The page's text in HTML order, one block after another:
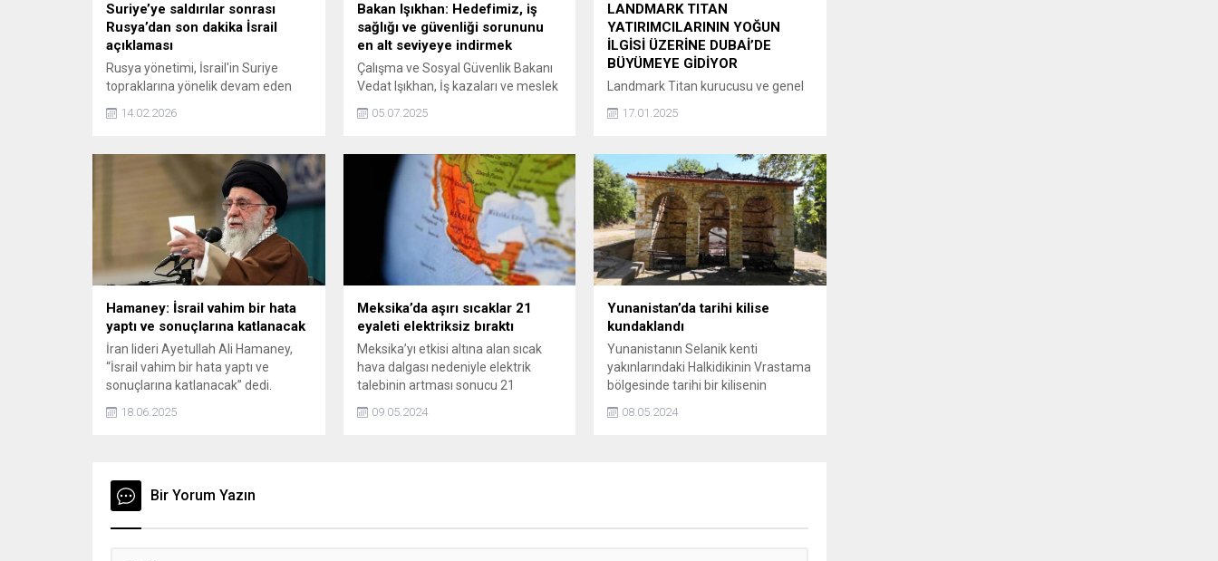
Suriye’ye saldırılar sonrası
Rusya’dan son dakika İsrail
açıklaması
Rusya yönetimi, İsrail'in Suriye
topraklarına yönelik devam eden
askeri operasyonlarına tepki
göstererek, bu eylemleri keyfi
14.02.2026
Bakan Işıkhan: Hedefimiz, iş
sağlığı ve güvenliği sorununu
en alt seviyeye indirmek
Çalışma ve Sosyal Güvenlik Bakanı
Vedat Işıkhan, İş kazaları ve meslek
hastalıkları, bugün hala dünyada,
milyonlarca çalışanın hayatını veya
etkilemektedir. Bu yönüyle iş sağlığı
ve güvenliği, sadece ülkemizde
değil dünyada da büyük bir sorun,
çalışma ve müdahale alanıdır.
Hedefimiz, bu küresel sorunu
ülkemizde en alt seviyeye
indirmektir...
05.07.2025
LANDMARK TITAN
YATIRIMCILARININ YOĞUN
İLGİSİ ÜZERİNE DUBAİ’DE
BÜYÜMEYE GİDİYOR
Landmark Titan kurucusu ve genel
müdürü Çağatay Köroğlu,
Türkiye'de kazandığı deneyimi
dikkat çekiyor. Şirketin
sürdürülebilirlik stratejisinde
Türkiye'nin ana faaliyet bölgesi
olarak konumlandırıldığını belirten
Köroğlu, yurtdışındaki büyüme
hedefleri doğrultusunda ilk olarak
Körfez ülkelerinin gözdesi Dubai'ye
odaklanıyor.
17.01.2025
Hamaney: İsrail vahim bir hata
yaptı ve sonuçlarına katlanacak
İran lideri Ayetullah Ali Hamaney,
“İsrail vahim bir hata yaptı ve
sonuçlarına katlanacak” dedi.
18.06.2025
Meksika’da aşırı sıcaklar 21
eyaleti elektriksiz bıraktı
Meksika’yı etkisi altına alan sıcak
hava dalgası nedeniyle elektrik
talebinin artması sonucu 21
09.05.2024
Yunanistan’da tarihi kilise
kundaklandı
Yunanistanın Selanik kenti
yakınlarındaki Halkidikinin Vrastama
bölgesinde tarihi bir kilisenin
geldiği bildirildi.
08.05.2024
Bir Yorum Yazın